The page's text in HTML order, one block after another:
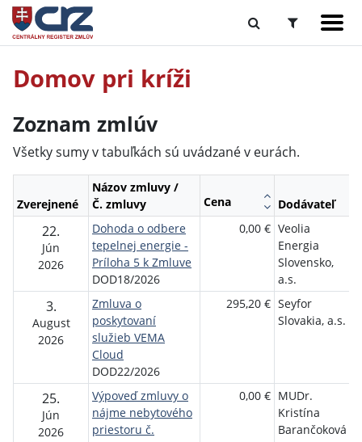
Domov pri kríži
Zoznam zmlúv
Všetky sumy v tabuľkách sú uvádzané v eurách.
Zverejnené
Názov zmluvy /
Č. zmluvy
Cena Dodávateľ
22.
Jún
2026
Dohoda o odbere
tepelnej energie -
Príloha 5 k Zmluve
DOD18/2026
0,00 € Veolia
Energia
Slovensko,
a.s.
3.
August
2026
Zmluva o
poskytovaní
služieb VEMA
Cloud
DOD22/2026
295,20 € Seyfor
Slovakia, a.s.
25.
Jún
2026
Výpoveď zmluvy o
nájme nebytového
priestoru č.
0,00 € MUDr.
Kristína
Barančoková